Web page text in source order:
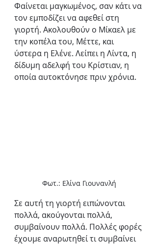
Φαίνεται μαγκωμένος, σαν κάτι να
τον εμποδίζει να αφεθεί στη
γιορτή. Ακολουθούν ο Μίκαελ με
την κοπέλα του, Μέττε, και
ύστερα η Ελένε. Λείπει η Λίντα, η
δίδυμη αδελφή του Κρίστιαν, η
οποία αυτοκτόνησε πριν χρόνια.
Φωτ.: Ελίνα Γιουνανλή
Σε αυτή τη γιορτή ειπώνονται
πολλά, ακούγονται πολλά,
συμβαίνουν πολλά. Πολλές φορές
έχουμε αναρωτηθεί τι συμβαίνει